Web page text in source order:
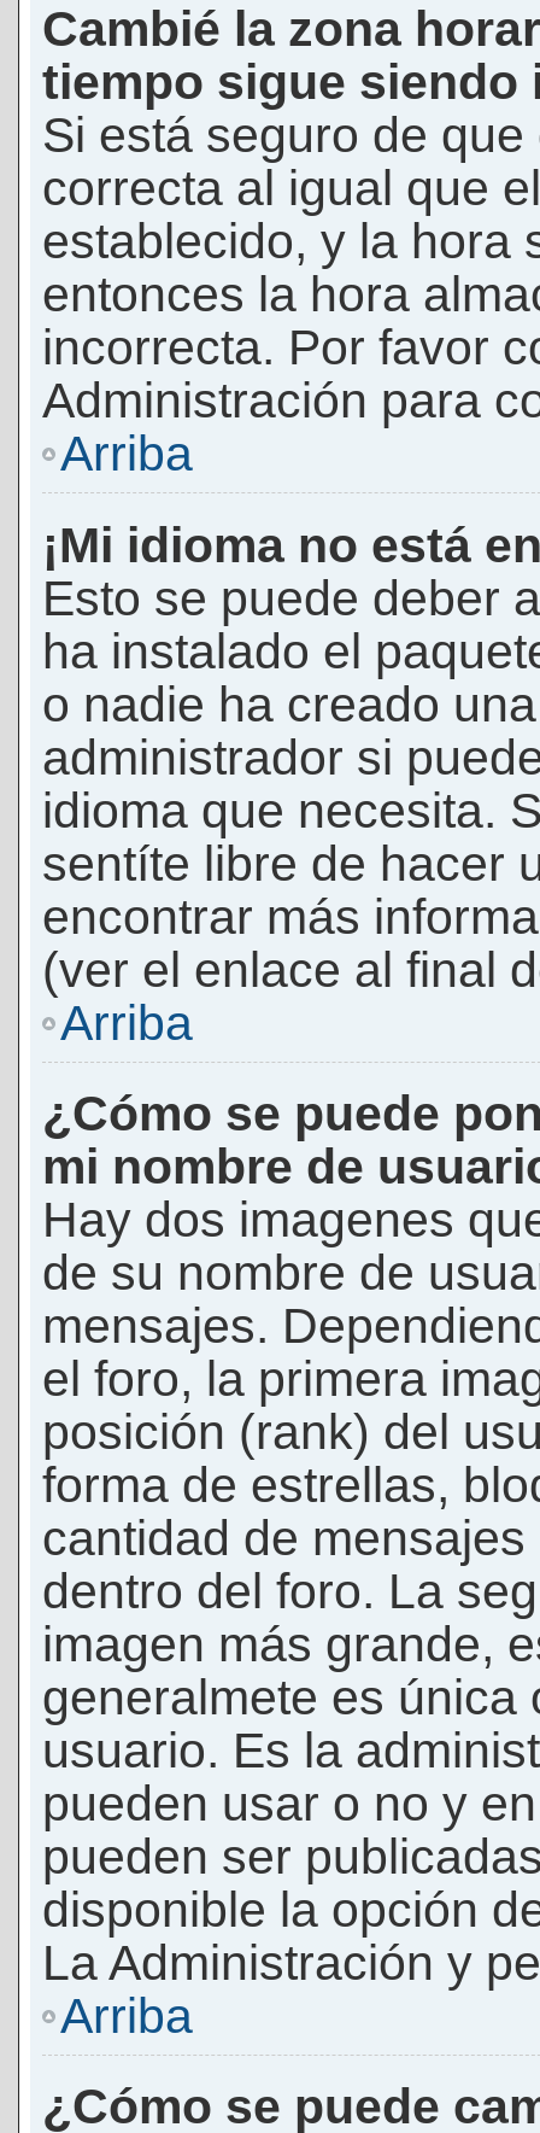
Cambié la zona
tiempo sigue siendo
Si está seguro de
correcta al igual que
establecido, y la hora
entonces la hora
incorrecta. Por favor
Administración para
Arriba
¡Mi idioma no está
Esto se puede deber
ha instalado el
o nadie ha creado
administrador si
idioma que necesita.
sentíte libre de hacer
encontrar más
(ver el enlace al final
Arriba
¿Cómo se puede
mi nombre de
Hay dos imagenes
de su nombre de
mensajes.
el foro, la primera
posición (rank) del
forma de estrellas,
cantidad de
dentro del foro. La
imagen más grande,
generalmete es única
usuario. Es la
pueden usar o no y
pueden ser
disponible la opción
La Administración y
Arriba
¿Cómo se puede